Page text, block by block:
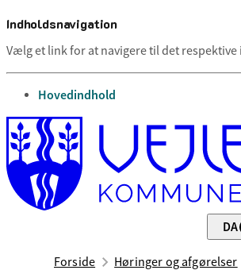
Indholdsnavigation
Vælg et link for at navigere til det
gå til
Hovedindhold
DA
Forside Høringer og afgørelser